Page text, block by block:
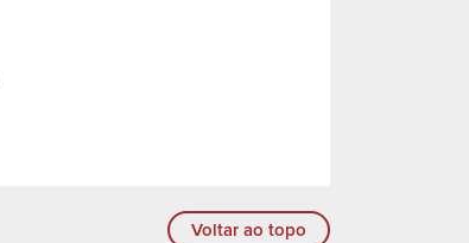
Voltar ao topo